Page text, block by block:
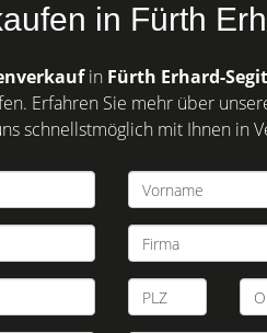
in Fürth
in Fürth Erhard-
Erfahren Sie mehr über
schnellstmöglich mit Ihnen in